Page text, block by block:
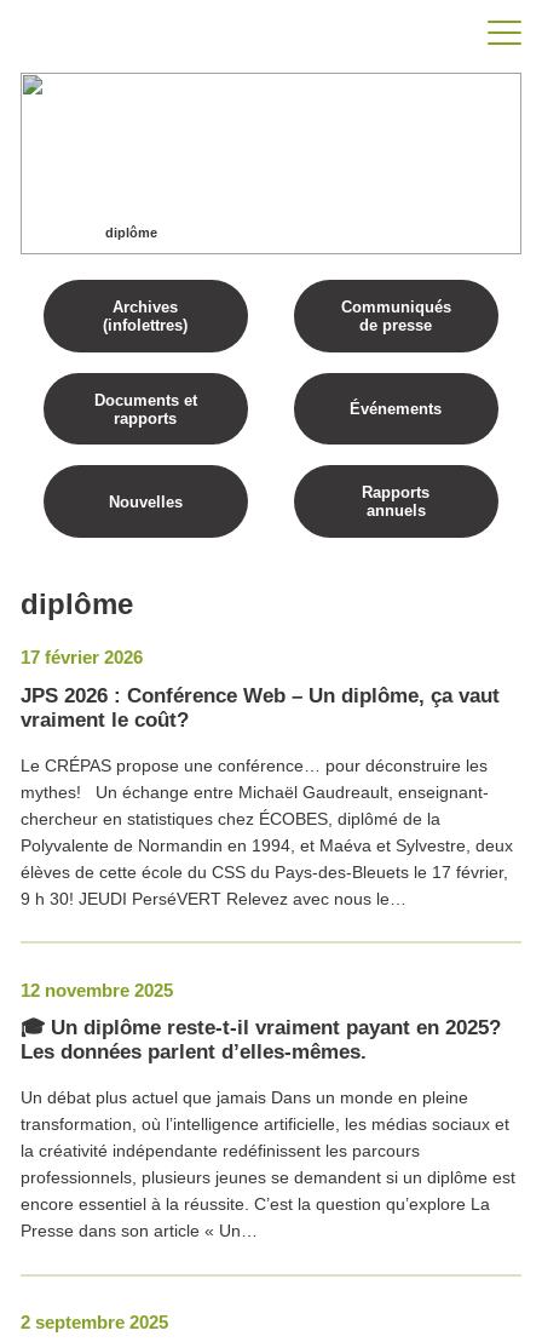
diplôme
Archives
(infolettres)
Communiqués
de presse
Documents et
rapports
Événements
Nouvelles
Rapports
annuels
diplôme
17 février 2026
JPS 2026 : Conférence Web – Un diplôme, ça vaut
vraiment le coût?
Le CRÉPAS propose une conférence… pour déconstruire les
mythes! Un échange entre Michaël Gaudreault, enseignant-
chercheur en statistiques chez ÉCOBES, diplômé de la
Polyvalente de Normandin en 1994, et Maéva et Sylvestre, deux
élèves de cette école du CSS du Pays-des-Bleuets le 17 février,
9 h 30! JEUDI PerséVERT Relevez avec nous le…
12 novembre 2025
🎓 Un diplôme reste-t-il vraiment payant en 2025?
Les données parlent d’elles-mêmes.
Un débat plus actuel que jamais Dans un monde en pleine
transformation, où l’intelligence artificielle, les médias sociaux et
la créativité indépendante redéfinissent les parcours
professionnels, plusieurs jeunes se demandent si un diplôme est
encore essentiel à la réussite. C’est la question qu’explore La
Presse dans son article « Un…
2 septembre 2025